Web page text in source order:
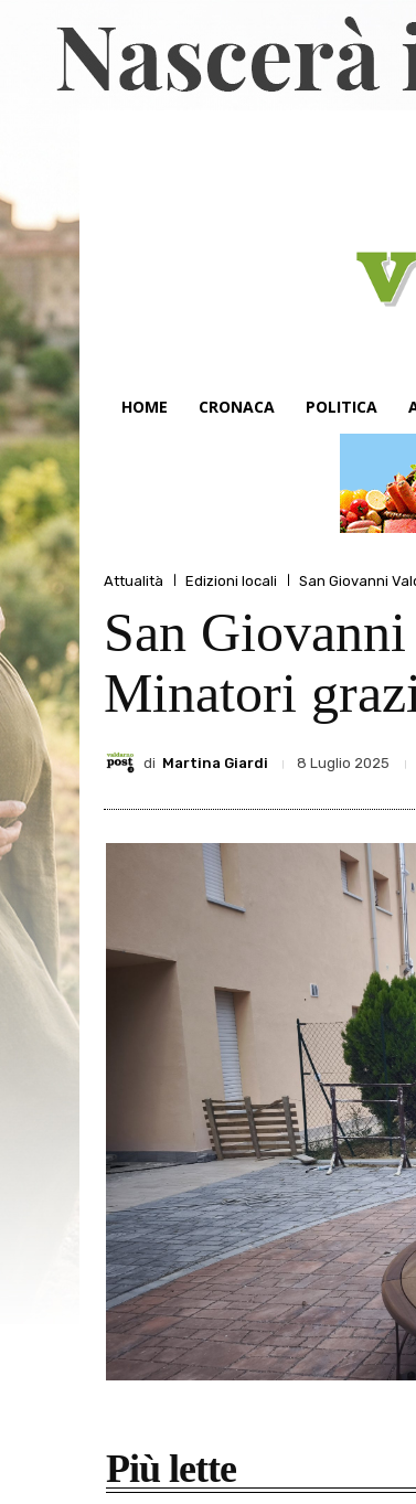
HOME CRONACA POLITICA
Attualità Edizioni locali San Giovanni
San
Minatori
di Martina Giardi 8 Luglio 2025
Più lette